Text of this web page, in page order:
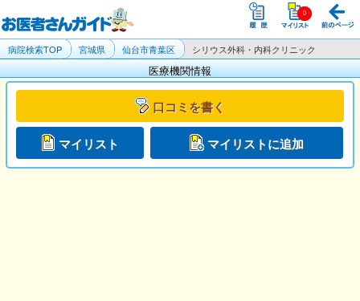
病院検索TOP 宮城県 仙台市青葉区 シリウス外科・内科クリニック
医療機関情報
口コミを書く
マイリスト マイリストに追加